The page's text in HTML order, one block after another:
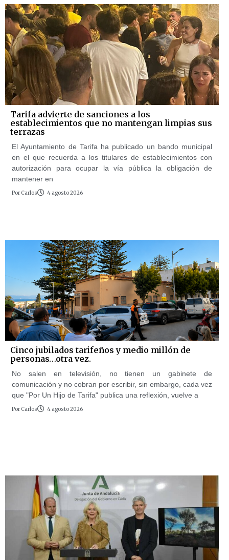
Tarifa advierte de sanciones a los
establecimientos que no mantengan limpias sus
terrazas
El Ayuntamiento de Tarifa ha publicado un bando municipal
en el que recuerda a los titulares de establecimientos con
autorización para ocupar la vía pública la obligación de
mantener en
Por Carlos 4 agosto 2026
Cinco jubilados tarifeños y medio millón de
personas…otra vez.
No salen en televisión, no tienen un gabinete de
comunicación y no cobran por escribir, sin embargo, cada vez
que "Por Un Hijo de Tarifa" publica una reflexión, vuelve a
Por Carlos 4 agosto 2026